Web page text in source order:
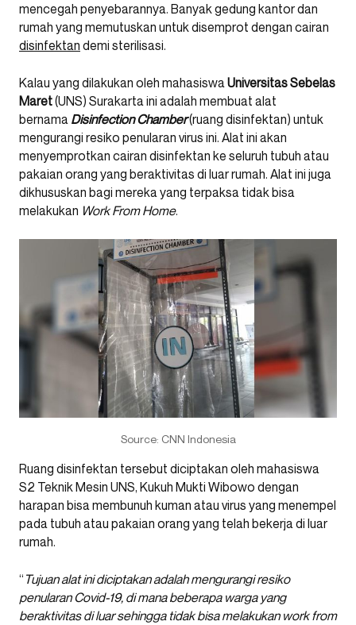
mencegah penyebarannya. Banyak gedung kantor dan
rumah yang memutuskan untuk disemprot dengan cairan
disinfektan demi sterilisasi.
Kalau yang dilakukan oleh mahasiswaUniversitas Sebelas
Maret(UNS) Surakarta ini adalah membuat alat
bernama Disinfection Chamber(ruang disinfektan) untuk
mengurangi resiko penularan virus ini. Alat ini akan
menyemprotkan cairan disinfektan ke seluruh tubuh atau
pakaian orang yang beraktivitas di luar rumah. Alat ini juga
dikhususkan bagi mereka yang terpaksa tidak bisa
melakukan Work From Home.
Source: CNN Indonesia
Ruang disinfektan tersebut diciptakan oleh mahasiswa
S2 Teknik Mesin UNS, Kukuh Mukti Wibowo dengan
harapan bisa membunuh kuman atau virus yang menempel
pada tubuh atau pakaian orang yang telah bekerja di luar
rumah.
“ Tujuan alat ini diciptakan adalah mengurangi resiko
penularan Covid-19, di mana beberapa warga yang
beraktivitas di luar sehingga tidak bisa melakukan work from